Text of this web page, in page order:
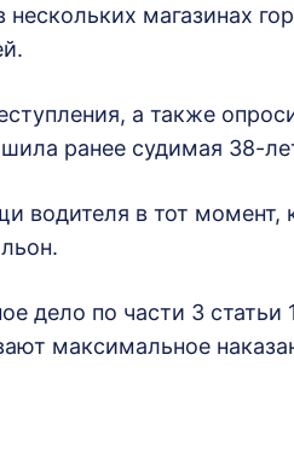
нескольких магазинах
а также
ранее судимая 38-
водителя в тот момент,
дело по части 3
максимальное